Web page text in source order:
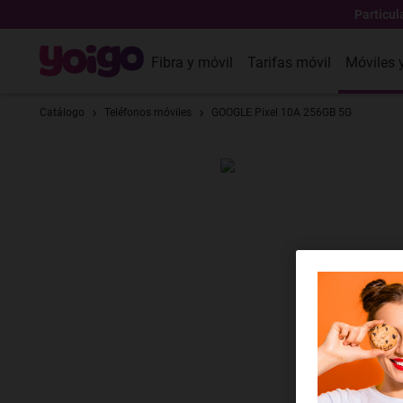
Fibra y móvil Tarifas móvil Móviles
Catálogo Teléfonos móviles GOOGLE Pixel 10A 256GB 5G